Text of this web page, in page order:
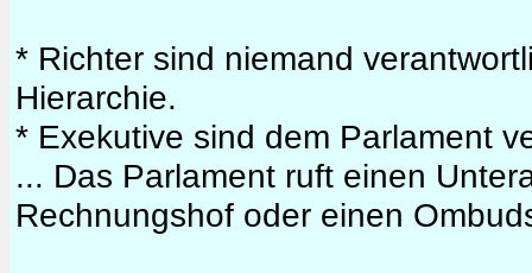
* Richter sind niemand
Hierarchie.
* Exekutive sind dem Parlament
... Das Parlament ruft einen
Rechnungshof oder einen